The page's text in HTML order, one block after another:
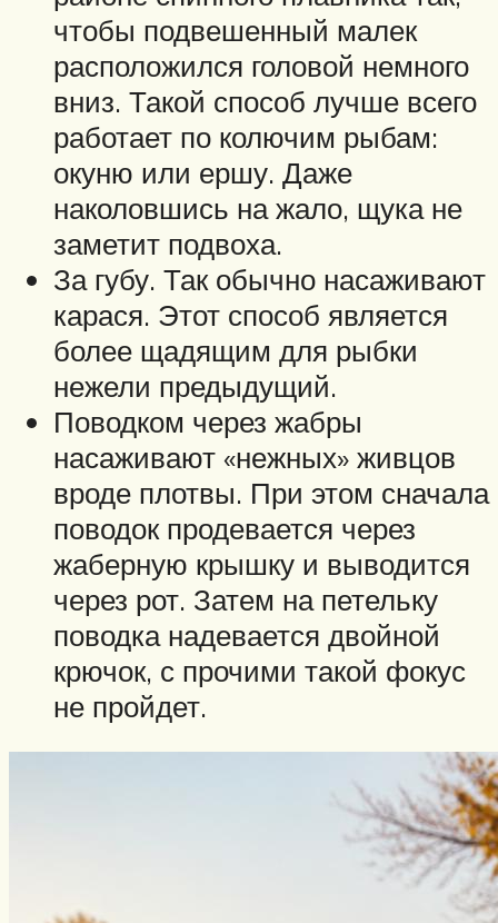
чтобы подвешенный малек
расположился головой немного
вниз. Такой способ лучше всего
работает по колючим рыбам:
окуню или ершу. Даже
наколовшись на жало, щука не
заметит подвоха.
За губу. Так обычно насаживают
карася. Этот способ является
более щадящим для рыбки
нежели предыдущий.
Поводком через жабры
насаживают «нежных» живцов
вроде плотвы. При этом сначала
поводок продевается через
жаберную крышку и выводится
через рот. Затем на петельку
поводка надевается двойной
крючок, с прочими такой фокус
не пройдет.